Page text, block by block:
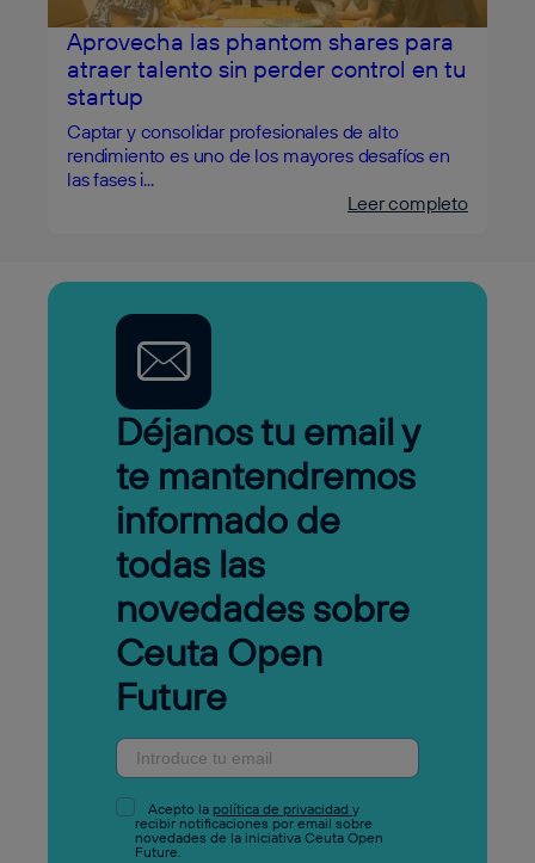
Aprovecha las phantom shares para
atraer talento sin perder control en tu
startup
Captar y consolidar profesionales de alto
rendimiento es uno de los mayores desafíos en
las fases i...
Leer completo
Déjanos tu email y
te mantendremos
informado de
todas las
novedades sobre
Ceuta Open
Future
Acepto la política de privacidad y
recibir notificaciones por email sobre
novedades de la iniciativa Ceuta Open
Future.